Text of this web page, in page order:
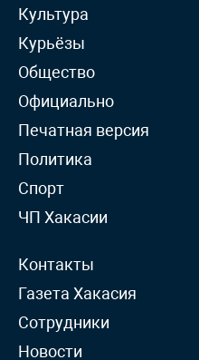
Культура
Курьёзы
Общество
Официально
Печатная версия
Политика
Спорт
ЧП Хакасии
Контакты
Газета Хакасия
Сотрудники
Новости